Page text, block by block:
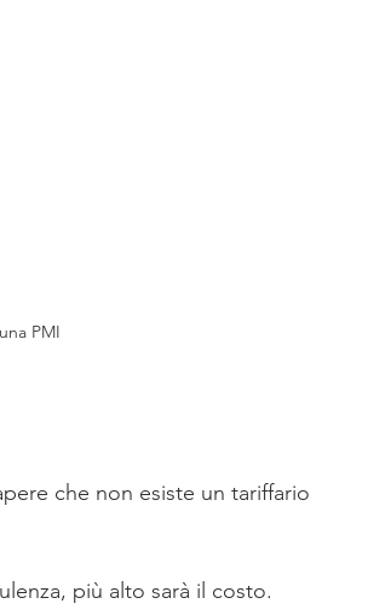
PMI
che non esiste un tariffario
più alto sarà il costo.